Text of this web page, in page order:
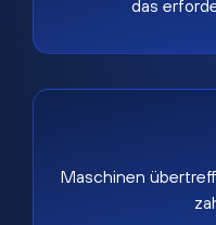
das
Maschinen